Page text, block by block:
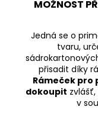
MOŽNOST
Jedná se o
tvaru,
přisadit díky
Rámeček
dokoupit zvlášť,
v